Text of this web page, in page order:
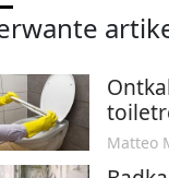
Matteo